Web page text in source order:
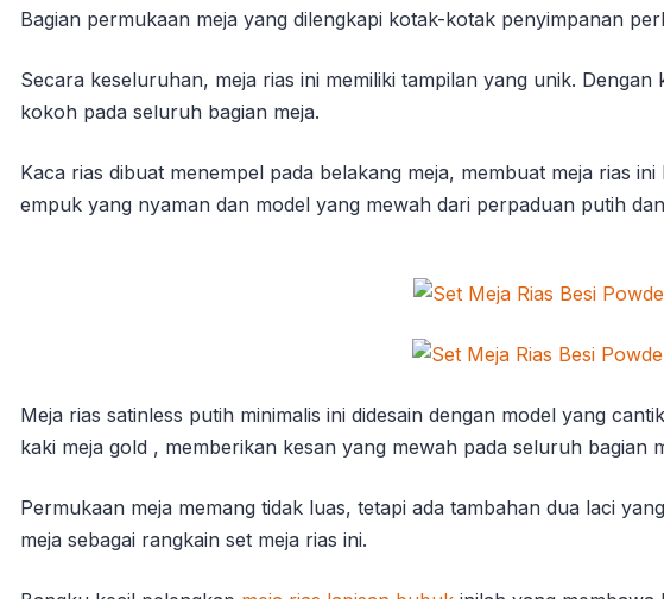
Bagian permukaan meja yang dilengkapi kotak-kotak penyimpanan
Secara keseluruhan, meja rias ini memiliki tampilan yang unik.
kokoh pada seluruh bagian meja.
Kaca rias dibuat menempel pada belakang meja, membuat meja rias
empuk yang nyaman dan model yang mewah dari perpaduan putih
Meja rias satinless putih minimalis ini didesain dengan model yang
kaki meja gold , memberikan kesan yang mewah pada seluruh bagian
Permukaan meja memang tidak luas, tetapi ada tambahan dua laci
meja sebagai rangkain set meja rias ini.